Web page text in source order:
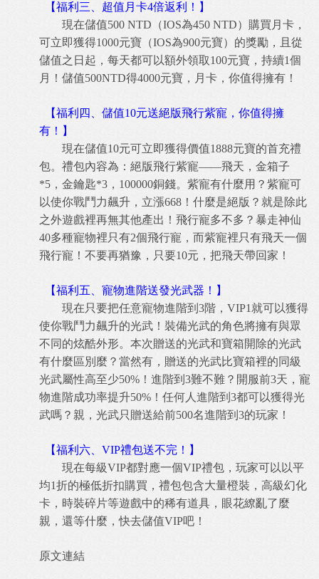
【福利三、超值月卡4倍返利！】
現在儲值500 NTD（IOS為450 NTD）購買月卡，
可立即獲得1000元寶（IOS為900元寶）的獎勵，且從
儲值之日起，每天都可以額外領取100元寶，持續1個
月！儲值500NTD得4000元寶，月卡，你值得擁有！
【福利四、儲值10元送絕版飛行紫寵，你值得擁
有！】
現在儲值10元可立即獲得價值1888元寶的首充禮
包。禮包內容為：絕版飛行紫寵——飛天，金箱子
*5，金鑰匙*3，100000銅錢。紫寵有什麼用？紫寵可
以使你戰鬥力飆升，立漲668！什麼是絕版？就是除此
之外遊戲裡再無其他產出！飛行寵多不多？暴走神仙
40多種寵物裡只有2個飛行寵，而紫寵裡只有飛天一個
飛行寵！不要再猶豫，只要10元，把飛天帶回家！
【福利五、寵物進階送發光武器！】
現在只要把任意寵物進階到3階，VIP1就可以獲得
使你戰鬥力飆升的光武！裝備光武的角色將擁有與眾
不同的炫酷外形。本次贈送的光武和寶箱開除的光武
有什麼區別麼？當然有，贈送的光武比寶箱裡的同級
光武屬性高至少50%！進階到3難不難？開服前3天，寵
物進階成功率提升50%！任何人進階到3都可以獲得光
武嗎？親，光武只贈送給前500名進階到3的玩家！
【福利六、VIP禮包送不完！】
現在每級VIP都對應一個VIP禮包，玩家可以以平
均1折的極低折扣購買，禮包包含大量橙裝，高級幻化
卡，時裝碎片等遊戲中的稀有道具，眼花繚亂了麼
親，還等什麼，快去儲值VIP吧！
原文連結